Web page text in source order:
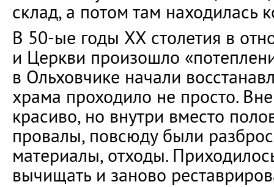
склад, а потом там находилась
В 50-ые годы XX столетия в
и Церкви произошло
в Ольховчике начали
храма проходило не просто.
красиво, но внутри вместо
провалы, повсюду были
материалы, отходы.
вычищать и заново